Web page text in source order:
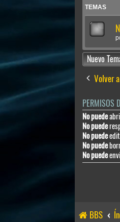
TEMAS
Nuevo
Volver
PERMISOS
No puede
No puede
No puede
No puede
No puede
BBS